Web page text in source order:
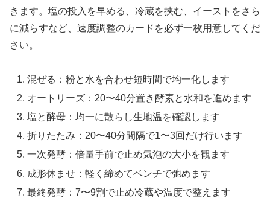
きます。塩の投入を早める、冷蔵を挟む、イーストをさら
に減らすなど、速度調整のカードを必ず一枚用意してくだ
さい。
混ぜる：粉と水を合わせ短時間で均一化します
オートリーズ：20〜40分置き酵素と水和を進めます
塩と酵母：均一に散らし生地温を確認します
折りたたみ：20〜40分間隔で1〜3回だけ行います
一次発酵：倍量手前で止め気泡の大小を観ます
成形休ませ：軽く締めてベンチで弛めます
最終発酵：7〜9割で止め冷蔵や温度で整えます